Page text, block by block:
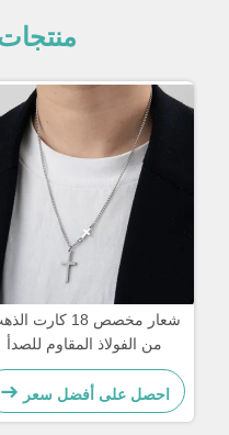
شعار مخصص 18 كارت
من الفولاذ المقاوم للصدأ
سلسلة الرجال المجوهرات
الصليب سلسلة القلادة
احصل على أفضل سعر